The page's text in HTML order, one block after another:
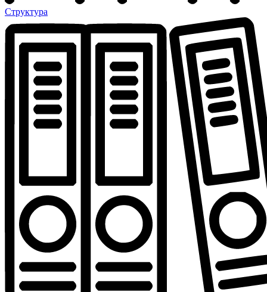
Структура